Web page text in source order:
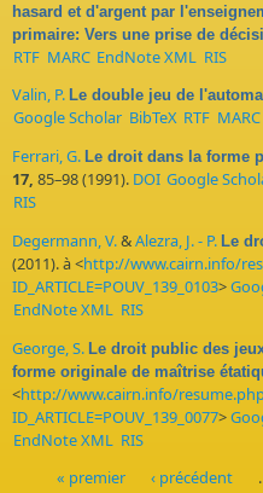
hasard et d'argent par
primaire: Vers une prise de
RTF MARC EndNote XML RIS
Valin, P. Le double jeu de
Google Scholar BibTeX RTF MARC
Ferrari, G. Le droit dans la forme
17, 85–98 (1991). DOI Google
RIS
Degermann, V.&Alezra, J. - P. Le
(2011). à <http://www.cairn.info/
ID_ARTICLE=POUV_139_0103>
EndNote XML RIS
George, S. Le droit public des
forme originale de maîtrise
<http://www.cairn.info/
ID_ARTICLE=POUV_139_0077>
EndNote XML RIS
« premier
‹ précédent